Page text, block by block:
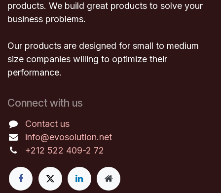
products. We build great products to solve your
business problems.
Our products are designed for small to medium
size companies willing to optimize their
performance.
Connect with us
Contact us
info@evosolution.net
+212 522 409-2 72